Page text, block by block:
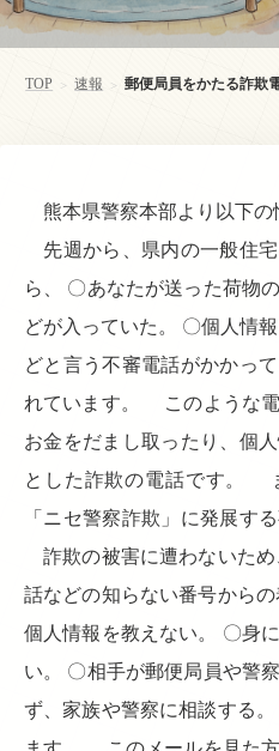
TOP > 速報 > 郵便局員をかたる詐欺
熊本県警察本部より以下の
先週から、県内の一般住
ら、 〇あなたが送った荷物
どが入っていた。 〇個人情
どと言う不審電話がかかっ
れています。 このような
お金をだまし取ったり、個
とした詐欺の電話です。
「ニセ警察詐欺」に発展す
詐欺の被害に遭わないため
話などの知らない番号から
個人情報を教えない。 〇身
い。 〇相手が郵便局員や警
ず、家族や警察に相談する